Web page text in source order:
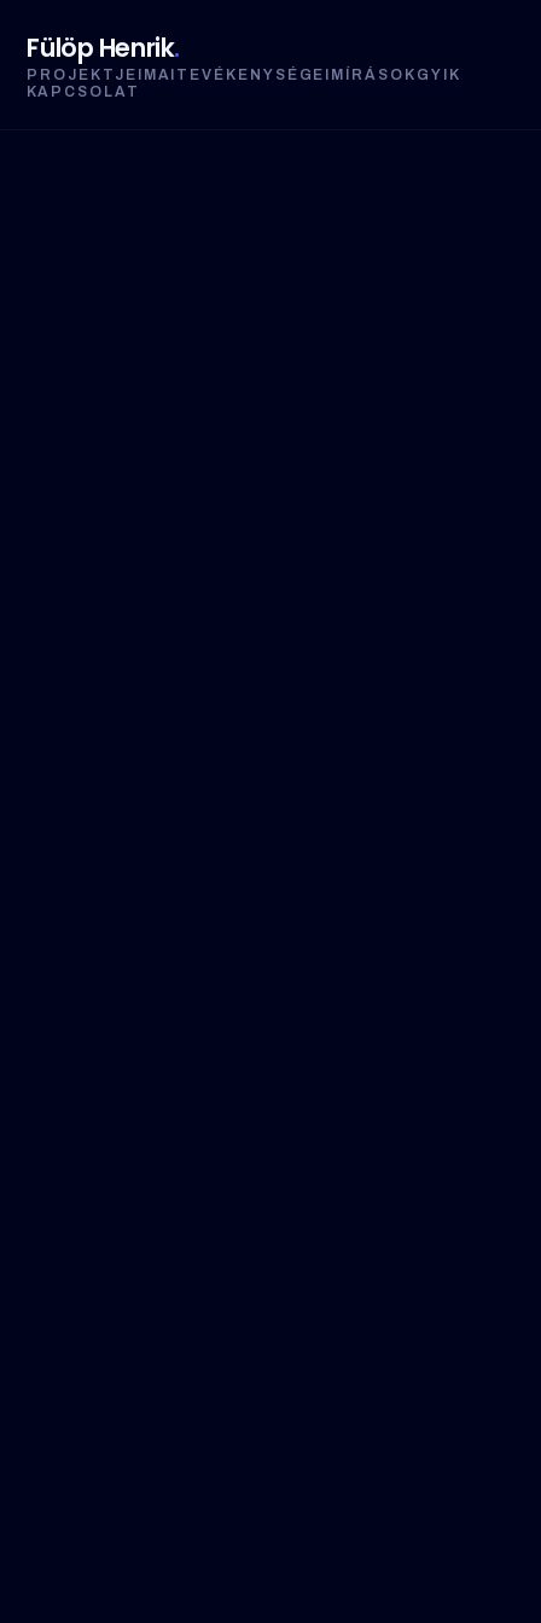
Fülöp Henrik.
PROJEKTJEIM AI TEVÉKENYSÉGEIM ÍRÁSOK GYIK
KAPCSOLAT